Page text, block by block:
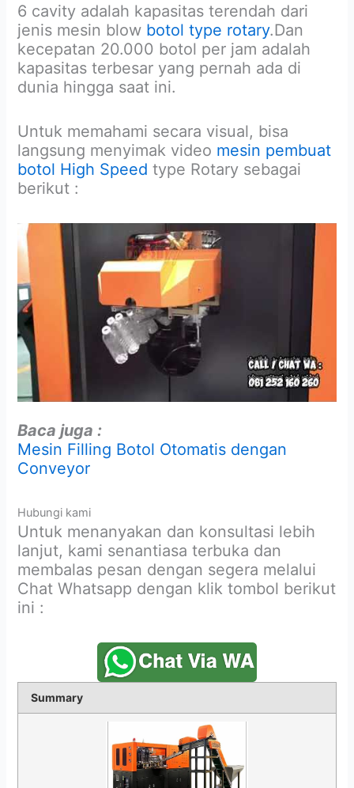
6 cavity adalah kapasitas terendah dari
jenis mesin blow botol type rotary.Dan
kecepatan 20.000 botol per jam adalah
kapasitas terbesar yang pernah ada di
dunia hingga saat ini.
Untuk memahami secara visual, bisa
langsung menyimak video mesin pembuat
botol High Speed type Rotary sebagai
berikut :
Baca juga :
Mesin Filling Botol Otomatis dengan
Conveyor
Hubungi kami
Untuk menanyakan dan konsultasi lebih
lanjut, kami senantiasa terbuka dan
membalas pesan dengan segera melalui
Chat Whatsapp dengan klik tombol berikut
ini :
Summary